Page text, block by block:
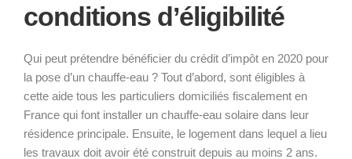
conditions d’éligibilité
Qui peut prétendre bénéficier du crédit d’impôt en 2020 pour
la pose d’un chauffe-eau ? Tout d’abord, sont éligibles à
cette aide tous les particuliers domiciliés fiscalement en
France qui font installer un chauffe-eau solaire dans leur
résidence principale. Ensuite, le logement dans lequel a lieu
les travaux doit avoir été construit depuis au moins 2 ans.